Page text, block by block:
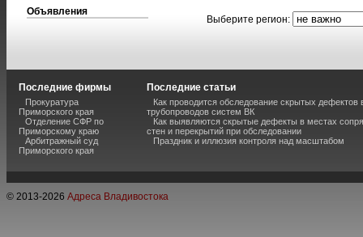
Объявления
Выберите регион:
Последние фирмы
Прокуратура
Приморского края
Отделение СФР по
Приморскому краю
Арбитражный суд
Приморского края
Последние статьи
Как проводится обследование скрытых дефектов
трубопроводов систем ВК
Как выявляются скрытые дефекты в местах
стен и перекрытий при обследовании
Праздник и иллюзия контроля над масштабом
© 2013-2026 Адреса Владивостока